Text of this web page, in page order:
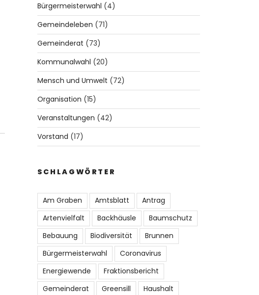
Bürgermeisterwahl (4)
Gemeindeleben (71)
Gemeinderat (73)
Kommunalwahl (20)
Mensch und Umwelt (72)
Organisation (15)
Veranstaltungen (42)
Vorstand (17)
SCHLAGWÖRTER
Am Graben Amtsblatt
Antrag
Artenvielfalt
Backhäusle
Baumschutz
Bebauung
Biodiversität
Brunnen
Bürgermeisterwahl
Coronavirus
Energiewende
Fraktionsbericht
Gemeinderat
Greensill
Haushalt